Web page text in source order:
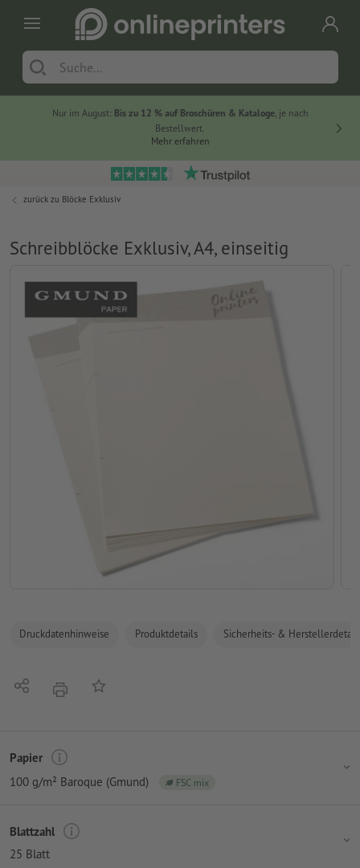
Nur im August: Bis zu 12 % auf Broschüren & Kataloge, je nach
Bestellwert.
Mehr erfahren
zurück zu Blöcke Exklusiv
Schreibblöcke Exklusiv, A4, einseitig
Druckdatenhinweise Produktdetails Sicherheits- &
Teilen DruckenAuf die Merkliste
Papier
100 g/m² Baroque (Gmund)
FSC mix
Blattzahl
25 Blatt